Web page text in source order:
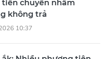
tiền chuyển nhầm
không trả
10:37